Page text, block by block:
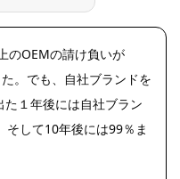
のOEMの請け負いが
。でも、自社ブランドを
１年後には自社ブラン
そして10年後には99％ま